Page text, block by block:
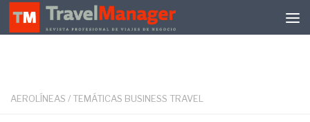
Debajo del contenido
AEROLÍNEAS / TEMÁTICAS BUSINESS TRAVEL